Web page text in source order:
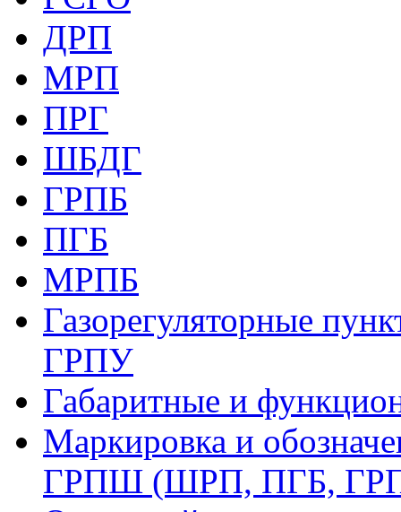
ДРП
МРП
ПРГ
ШБДГ
ГРПБ
ПГБ
МРПБ
Газорегуляторные
ГРПУ
Габаритные и
Маркировка и
ГРПШ (ШРП, ПГБ,